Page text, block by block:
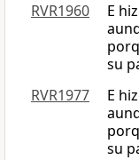
RVR1960
E
su
RVR1977
E
su